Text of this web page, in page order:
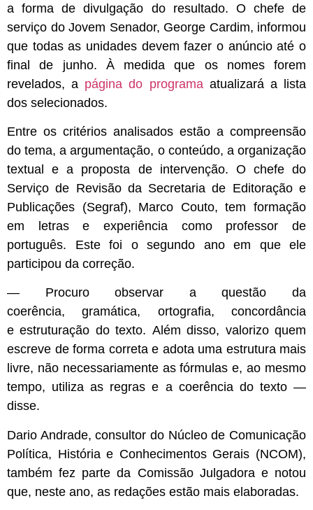
a forma de divulgação do resultado. O chefe de
serviço do Jovem Senador, George Cardim, informou
que todas as unidades devem fazer o anúncio até o
final de junho. À medida que os nomes forem
revelados, a página do programa atualizará a lista
dos selecionados.
Entre os critérios analisados estão a compreensão
do tema, a argumentação, o conteúdo, a organização
textual e a proposta de intervenção. O chefe do
Serviço de Revisão da Secretaria de Editoração e
Publicações (Segraf), Marco Couto, tem formação
em letras e experiência como professor de
português. Este foi o segundo ano em que ele
participou da correção.
— Procuro observar a questão da
coerência, gramática, ortografia, concordância
e estruturação do texto. Além disso, valorizo quem
escreve de forma correta e adota uma estrutura mais
livre, não necessariamente as fórmulas e, ao mesmo
tempo, utiliza as regras e a coerência do texto —
disse.
Dario Andrade, consultor do Núcleo de Comunicação
Política, História e Conhecimentos Gerais (NCOM),
também fez parte da Comissão Julgadora e notou
que, neste ano, as redações estão mais elaboradas.